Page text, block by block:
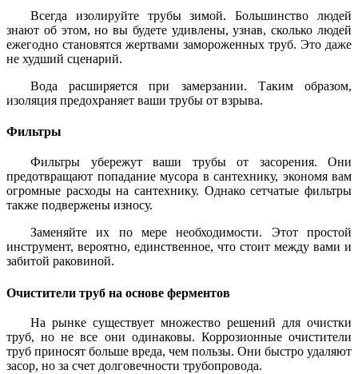
Всегда изолируйте трубы зимой. Большинство людей
знают об этом, но вы будете удивлены, узнав, сколько людей
ежегодно становятся жертвами замороженных труб. Это даже
не худший сценарий.
Вода расширяется при замерзании. Таким образом,
изоляция предохраняет ваши трубы от взрыва.
Фильтры
Фильтры убережут ваши трубы от засорения. Они
предотвращают попадание мусора в сантехнику, экономя вам
огромные расходы на сантехнику. Однако сетчатые фильтры
также подвержены износу.
Заменяйте их по мере необходимости. Этот простой
инструмент, вероятно, единственное, что стоит между вами и
забитой раковиной.
Очистители труб на основе ферментов
На рынке существует множество решений для очистки
труб, но не все они одинаковы. Коррозионные очистители
труб приносят больше вреда, чем пользы. Они быстро удаляют
засор, но за счет долговечности трубопровода.